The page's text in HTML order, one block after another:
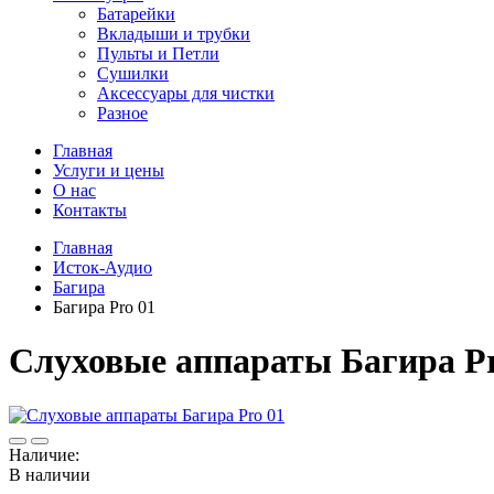
Батарейки
Вкладыши и трубки
Пульты и Петли
Сушилки
Аксессуары для чистки
Разное
Главная
Услуги и цены
О нас
Контакты
Главная
Исток-Аудио
Багира
Багира Pro 01
Слуховые аппараты Багира
Наличие:
В наличии